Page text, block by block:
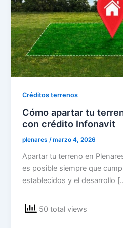
Créditos terrenos
Cómo apartar tu
con crédito Infonavit
plenares/marzo 4, 2026
Apartar tu terreno en
es posible siempre que
establecidos y el desarrollo
50 total views